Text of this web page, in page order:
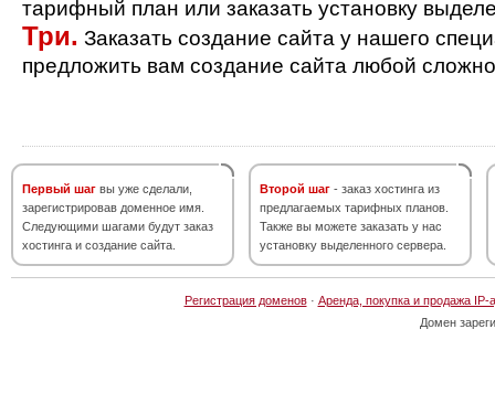
тарифный план или заказать установку
Три. Заказать создание сайта у нашего
предложить вам создание сайта любой
Первый шаг вы уже сделали,
зарегистрировав доменное имя.
Следующими шагами будут заказ
хостинга и создание сайта.
Второй шаг - заказ хостинга из
предлагаемых тарифных планов.
Также вы можете заказать у нас
установку выделенного сервера.
Регистрация доменов· Аренда, покупка и продажа IP-
Домен